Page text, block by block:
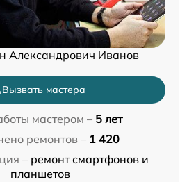
Александрович Иванов
Вызвать мастера
мастером – 5 лет
ремонтов – 1 420
– ремонт смартфонов и
планшетов